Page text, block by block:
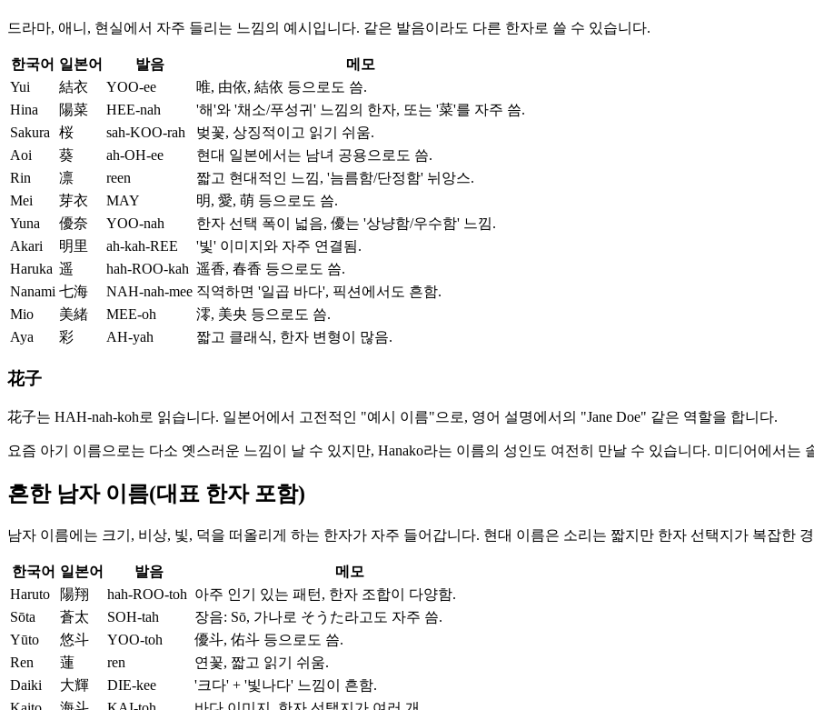
드라마, 애니, 현실에서 자주 들리는 느낌의 예시입니다. 같은 발음이라도 다른 한자로 쓸 수 있습니다.
한국어 일본어 발음
메모
Yui
結衣 YOO-ee
唯, 由依, 結依 등으로도 씀.
Hina
陽菜 HEE-nah
'해'와 '채소/푸성귀' 느낌의 한자, 또는 '菜'를 자주 씀.
Sakura
桜 sah-KOO-rah
벚꽃, 상징적이고 읽기 쉬움.
Aoi
葵 ah-OH-ee
현대 일본에서는 남녀 공용으로도 씀.
Rin
凛 reen
짧고 현대적인 느낌, '늠름함/단정함' 뉘앙스.
Mei
芽衣 MAY
明, 愛, 萌 등으로도 씀.
Yuna
優奈 YOO-nah
한자 선택 폭이 넓음, 優는 '상냥함/우수함' 느낌.
Akari
明里 ah-kah-REE
'빛' 이미지와 자주 연결됨.
Haruka 遥 hah-ROO-kah 遥香, 春香 등으로도 씀.
Nanami 七海 NAH-nah-mee 직역하면 '일곱 바다', 픽션에서도 흔함.
Mio
美緒 MEE-oh
澪, 美央 등으로도 씀.
Aya
彩 AH-yah 짧고 클래식, 한자 변형이 많음.
花子
花子는 HAH-nah-koh로 읽습니다. 일본어에서 고전적인 "예시 이름"으로, 영어 설명에서의 "Jane Doe" 같은 역할을 합니다.
요즘 아기 이름으로는 다소 옛스러운 느낌이 날 수 있지만, Hanako라는 이름의 성인도 여전히 만날 수 있습니다. 미디어에서
흔한 남자 이름(대표 한자 포함)
남자 이름에는 크기, 비상, 빛, 덕을 떠올리게 하는 한자가 자주 들어갑니다. 현대 이름은 소리는 짧지만 한자 선택지가 복잡한
한국어 일본어 발음
메모
Haruto
陽翔 hah-ROO-toh 아주 인기 있는 패턴, 한자 조합이 다양함.
Sōta
蒼太 SOH-tah
장음: Sō, 가나로 そうた라고도 자주 씀.
Yūto
悠斗 YOO-toh
優斗, 佑斗 등으로도 씀.
Ren
蓮 ren
연꽃, 짧고 읽기 쉬움.
Daiki
大輝 DIE-kee
'크다' + '빛나다' 느낌이 흔함.